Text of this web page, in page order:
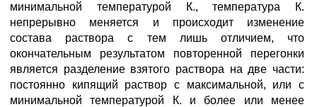
минимальной температурой К., температура К.
непрерывно меняется и происходит изменение
состава раствора с тем лишь отличием, что
окончательным результатом повторенной перегонки
является разделение взятого раствора на две части:
постоянно кипящий раствор с максимальной, или с
минимальной температурой К. и более или менее